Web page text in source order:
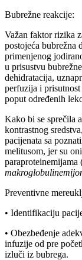
Bubrežne reakcije:
Važan faktor rizika
postojeća bubrežna
primenjenog
u prisustvu
dehidratacija,
perfuzija i
poput određenih
Kako bi se sprečila
kontrastnog
pacijenata sa
melitusom, jer su
paraproteinemijama
Preventivne
• Identifikaciju
• Obezbeđenje
infuzije od pre
izluči iz bubrega.